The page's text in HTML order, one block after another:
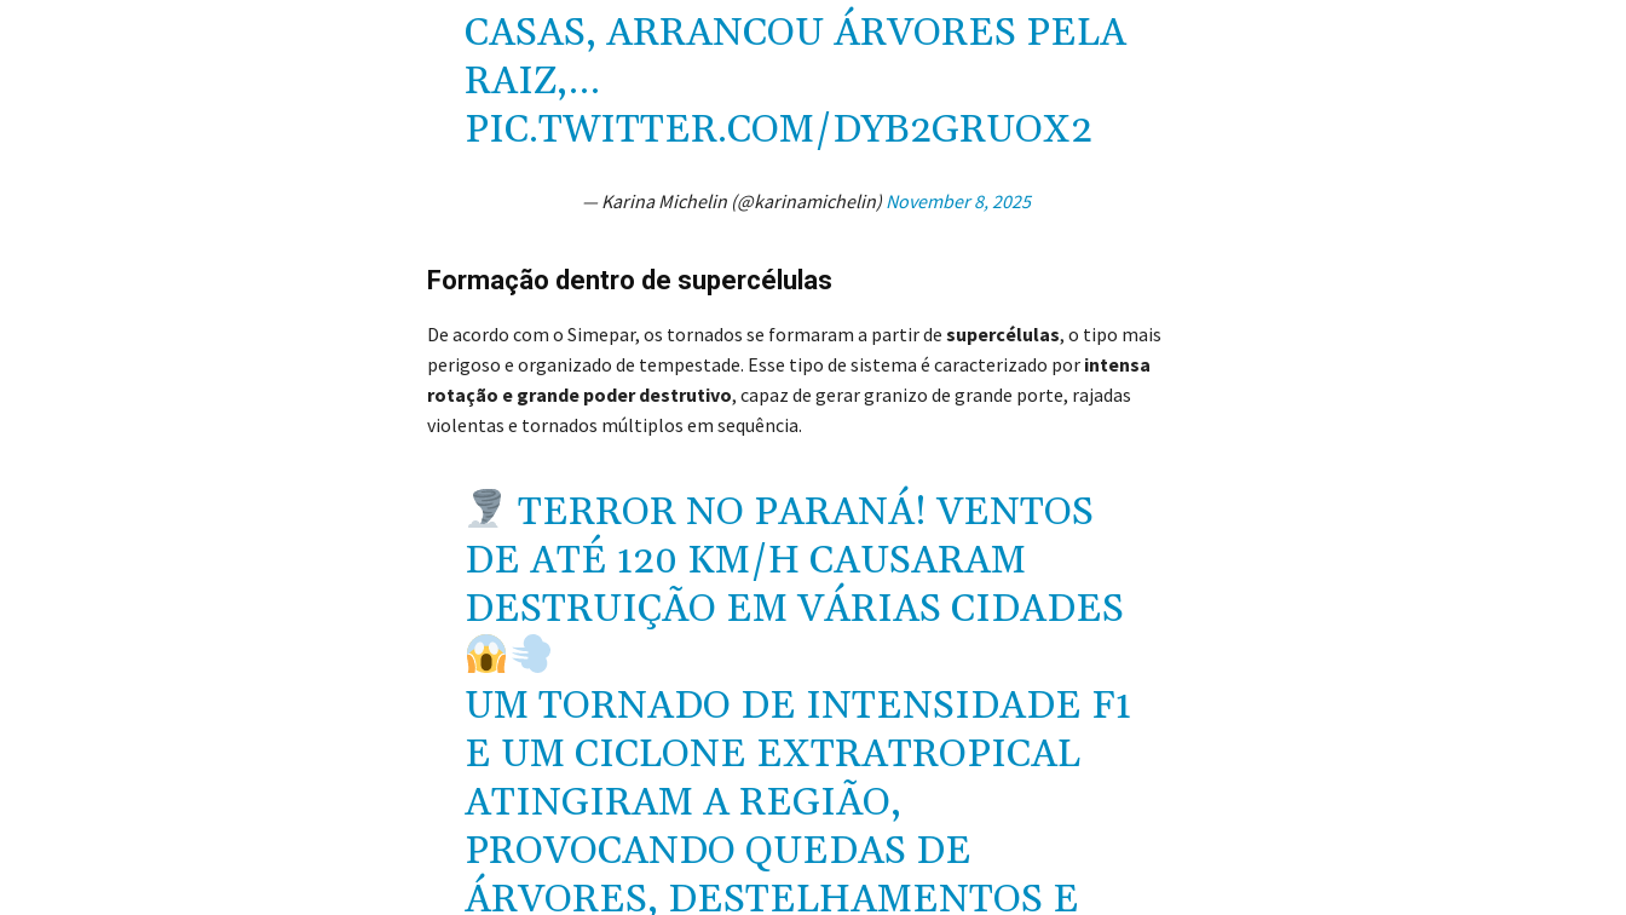
CASAS, ARRANCOU ÁRVORES PELA
RAIZ,…
PIC.TWITTER.COM/DYB2GRUOX2
— Karina Michelin (@karinamichelin) November 8, 2025
Formação dentro de supercélulas
De acordo com o Simepar, os tornados se formaram a partir de supercélulas, o tipo mais
perigoso e organizado de tempestade. Esse tipo de sistema é caracterizado por intensa
rotação e grande poder destrutivo, capaz de gerar granizo de grande porte, rajadas
violentas e tornados múltiplos em sequência.
TERROR NO PARANÁ! VENTOS
DE ATÉ 120 KM/H CAUSARAM
DESTRUIÇÃO EM VÁRIAS CIDADES
UM TORNADO DE INTENSIDADE F1
E UM CICLONE EXTRATROPICAL
ATINGIRAM A REGIÃO,
PROVOCANDO QUEDAS DE
ÁRVORES, DESTELHAMENTOS E